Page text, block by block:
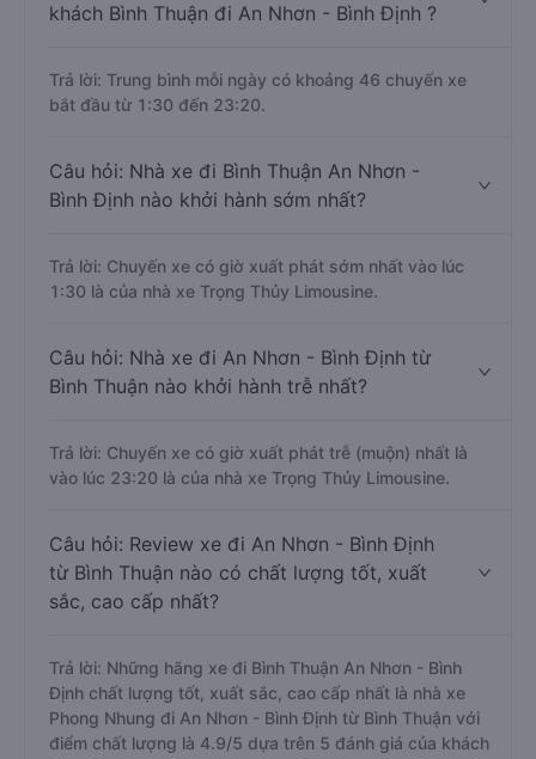
khách Bình Thuận đi An Nhơn - Bình Định ?
Trả lời: Trung bình mỗi ngày có khoảng 46 chuyến xe
bắt đầu từ 1:30 đến 23:20.
Câu hỏi: Nhà xe đi Bình Thuận An Nhơn -
Bình Định nào khởi hành sớm nhất?
Trả lời: Chuyến xe có giờ xuất phát sớm nhất vào lúc
1:30 là của nhà xe Trọng Thủy Limousine.
Câu hỏi: Nhà xe đi An Nhơn - Bình Định từ
Bình Thuận nào khởi hành trễ nhất?
Trả lời: Chuyến xe có giờ xuất phát trễ (muộn) nhất là
vào lúc 23:20 là của nhà xe Trọng Thủy Limousine.
Câu hỏi: Review xe đi An Nhơn - Bình Định
từ Bình Thuận nào có chất lượng tốt, xuất
sắc, cao cấp nhất?
Trả lời: Những hãng xe đi Bình Thuận An Nhơn - Bình
Định chất lượng tốt, xuất sắc, cao cấp nhất là nhà xe
Phong Nhung đi An Nhơn - Bình Định từ Bình Thuận với
điểm chất lượng là 4.9/5 dựa trên 5 đánh giá của khách